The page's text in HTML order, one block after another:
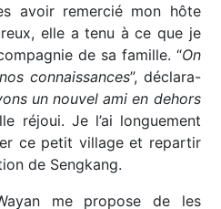
avoir remercié mon hôte
elle a tenu à ce que je
de sa famille. “On
connaissances”, déclara-
un nouvel ami en dehors
réjoui. Je l’ai longuement
ce petit village et repartir
de Sengkang.
me propose de les